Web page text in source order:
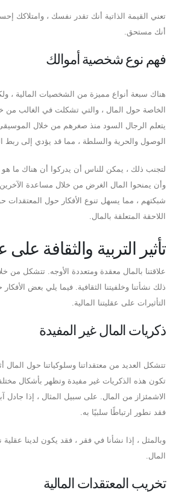
تعني القيمة الذاتية أنك تقدر نفسك ، وامتلاكك
أنك مستحق.
فهم نوع شخصية أموالك
هناك سبعة أنواع مميزة من الشخصيات المالية ،
الخاصة حول المال ، والتي تشكلت في الغالب من
يتعلم الرجال السود منذ صغرهم من خلال
الوصول والحرية والسلطة ، مما قد يؤدي إلى ربط
لتجنب ذلك ، يمكن للناس أن يدركوا أن هناك ما هو
وأن يمنحوا المال الغرض من خلال مساعدة الآخرين
شبكتهم ، مما يسهل تنوع الأفكار حول المعتقدات
اللاحقة المتعلقة بالمال.
تأثير التربية والثقافة على
علاقتنا بالمال معقدة ومتعددة الأوجه. تتشكل من
ذلك نشأتنا وخلفيتنا الثقافية. فيما يلي بعض
التأثيرات على عقليتنا المالية.
ذكريات المال غير المفيدة
تتشكل العديد من معتقداتنا وسلوكياتنا حول المال
تكون هذه الذكريات غير مفيدة وتظهر بأشكال
الاشمئزاز من المال. على سبيل المثال ، إذا جادل
فقد نطور ارتباطًا سلبيًا به.
وبالمثل ، إذا نشأنا في فقر ، فقد يكون لدينا
المال.
تخريب المعتقدات المالية